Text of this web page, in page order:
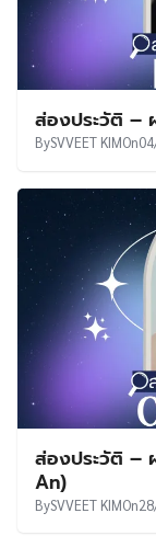
ส่องประวัติ –
BySVVEET KIMOn
ส่องประวัติ –
An)
BySVVEET KIMOn